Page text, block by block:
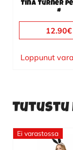
Tina Turner
#
12.90€
Loppunut
Tutustu
Ei varastossa
Tällä